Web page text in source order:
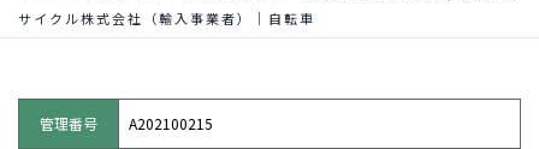
サイクル株式会社（輸入事業者）｜自転車
管理番号 A202100215